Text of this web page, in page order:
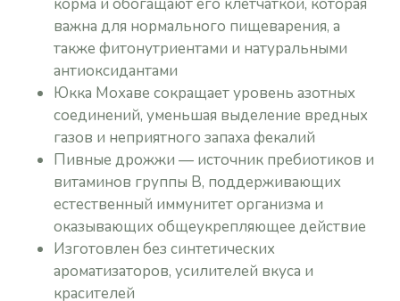
корма и обогащают его клетчаткой, которая
важна для нормального пищеварения, а
также фитонутриентами и натуральными
антиоксидантами
Юкка Мохаве сокращает уровень азотных
соединений, уменьшая выделение вредных
газов и неприятного запаха фекалий
Пивные дрожжи — источник пребиотиков и
витаминов группы B, поддерживающих
естественный иммунитет организма и
оказывающих общеукрепляющее действие
Изготовлен без синтетических
ароматизаторов, усилителей вкуса и
красителей